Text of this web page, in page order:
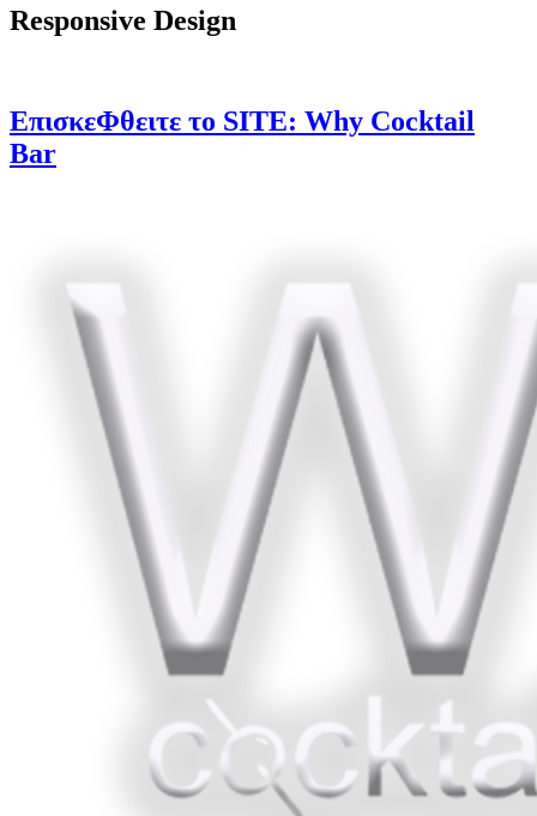
Responsive Design
ΕπισκεΦθειτε το SITE: Why Cocktail
Bar